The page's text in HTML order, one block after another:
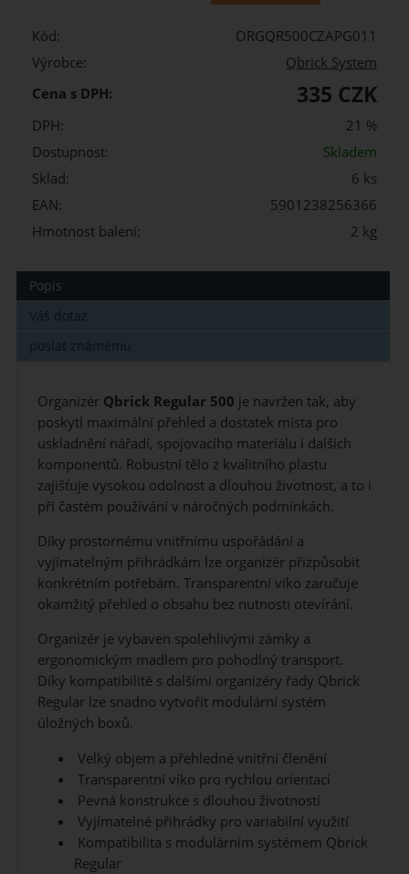
Kód:
ORGQR500CZAPG011
Výrobce:
Qbrick System
Cena s DPH:
335 CZK
DPH:
21 %
Dostupnost:
Skladem
Sklad:
6 ks
EAN:
5901238256366
Hmotnost balení:
2 kg
Popis
Váš dotaz
poslat známému
Organizér Qbrick Regular 500 je navržen tak, aby
poskytl maximální přehled a dostatek místa pro
uskladnění nářadí, spojovacího materiálu i dalších
komponentů. Robustní tělo z kvalitního plastu
zajišťuje vysokou odolnost a dlouhou životnost, a to i
při častém používání v náročných podmínkách.
Díky prostornému vnitřnímu uspořádání a
vyjímatelným přihrádkám lze organizér přizpůsobit
konkrétním potřebám. Transparentní víko zaručuje
okamžitý přehled o obsahu bez nutnosti otevírání.
Organizér je vybaven spolehlivými zámky a
ergonomickým madlem pro pohodlný transport.
Díky kompatibilitě s dalšími organizéry řady Qbrick
Regular lze snadno vytvořit modulární systém
úložných boxů.
Velký objem a přehledné vnitřní členění
Transparentní víko pro rychlou orientaci
Pevná konstrukce s dlouhou životností
Vyjímatelné přihrádky pro variabilní využití
Kompatibilita s modulárním systémem Qbrick
Regular